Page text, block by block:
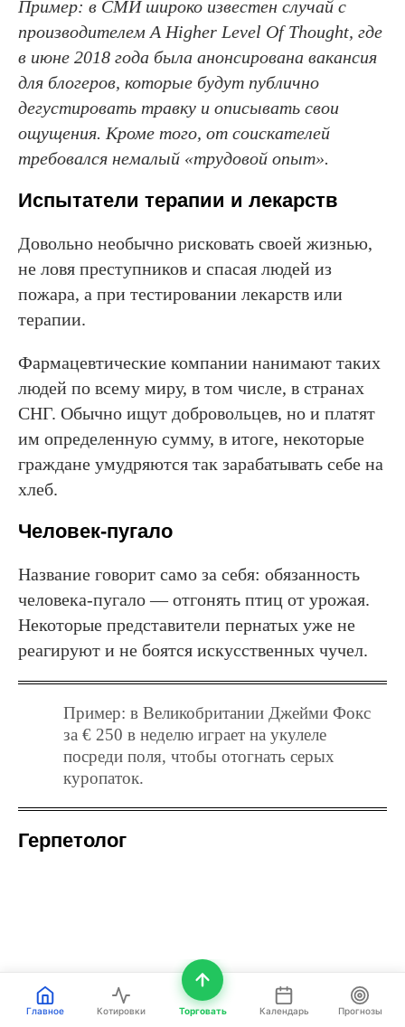
Пример: в СМИ широко известен случай с
производителем A Higher Level OfThought, где
в июне 2018 года была анонсирована вакансия
для блогеров, которые будут публично
дегустировать травку и описывать свои
ощущения. Кроме того, от соискателей
требовался немалый «трудовой опыт».
Испытатели терапии и лекарств
Довольно необычно рисковать своей жизнью,
не ловя преступников и спасая людей из
пожара, а при тестировании лекарств или
терапии.
Фармацевтические компании нанимают таких
людей по всему миру, в том числе, в странах
СНГ. Обычно ищут добровольцев, но и платят
им определенную сумму, в итоге, некоторые
граждане умудряются так зарабатывать себе на
хлеб.
Человек-пугало
Название говорит само за себя: обязанность
человека-пугало — отгонять птиц от урожая.
Некоторые представители пернатых уже не
реагируют и не боятся искусственных чучел.
Пример: в Великобритании Джейми Фокс
за € 250 в неделю играет на укулеле
посреди поля, чтобы отогнать серых
куропаток.
Герпетолог
Главное Котировки Торговать Календарь Прогнозы